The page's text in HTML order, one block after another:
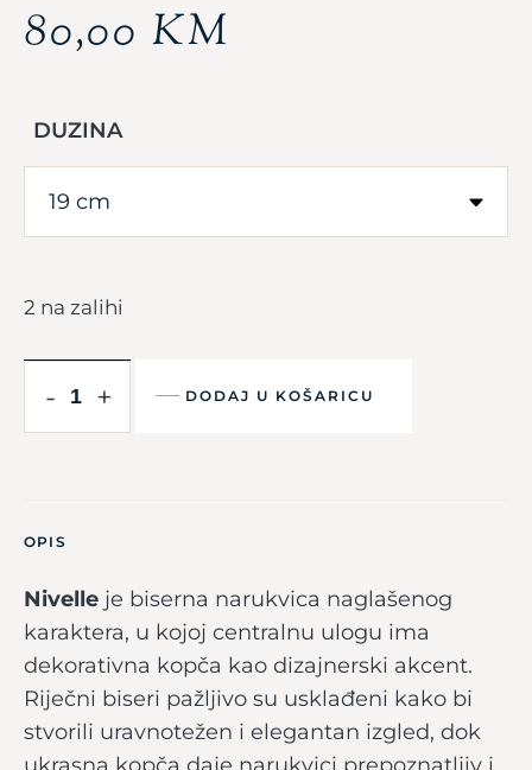
80,00 KM
DUZINA
2 na zalihi
- + DODAJ U KOŠARICU
OPIS
Nivelle je biserna narukvica naglašenog
karaktera, u kojoj centralnu ulogu ima
dekorativna kopča kao dizajnerski akcent.
Riječni biseri pažljivo su usklađeni kako bi
stvorili uravnotežen i elegantan izgled, dok